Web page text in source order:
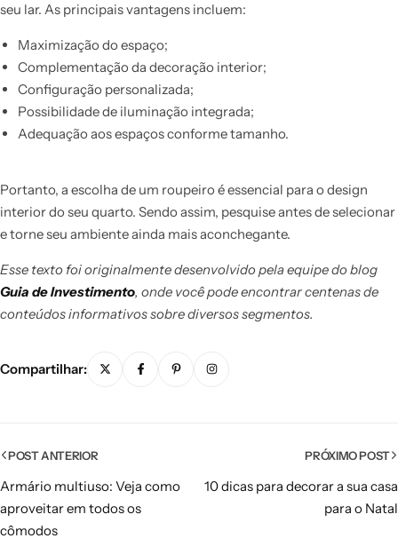
seu lar. As principais vantagens incluem:
Maximização do espaço;
Complementação da decoração interior;
Configuração personalizada;
Possibilidade de iluminação integrada;
Adequação aos espaços conforme tamanho.
Portanto, a escolha de um roupeiro é essencial para o design
interior do seu quarto. Sendo assim, pesquise antes de selecionar
e torne seu ambiente ainda mais aconchegante.
Esse texto foi originalmente desenvolvido pela equipe do blog
Guia de Investimento, onde você pode encontrar centenas de
conteúdos informativos sobre diversos segmentos.
Compartilhar:
POST ANTERIOR
Armário multiuso: Veja como
aproveitar em todos os
cômodos
PRÓXIMO POST
10 dicas para decorar a sua casa
para o Natal